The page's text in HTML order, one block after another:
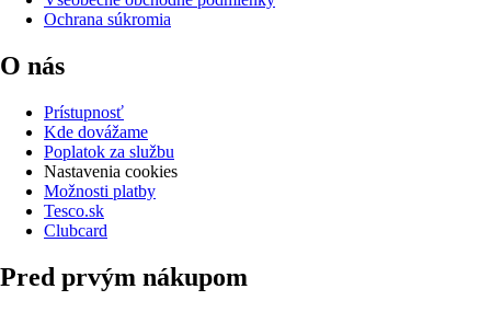
Ochrana súkromia
O nás
Prístupnosť
Kde dovážame
Poplatok za službu
Nastavenia cookies
Možnosti platby
Tesco.sk
Clubcard
Pred prvým nákupom